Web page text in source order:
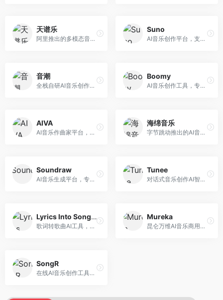
天谱乐
阿里推出的多模态音乐生成平台，整合音频与文本理解能力。面向内容创作者，支持歌词生成、旋律创作、音乐编辑等服务，与阿里生态深度整合。
Suno
AI音乐创作平台，支持通过文字描述生成完整歌曲，包含歌词、旋律和人声。面向音乐爱好者、内容创作者和独立音乐人，操作门槛低，创作速度快，支持多种音乐风格，为音乐创作带来全新可能。
音潮
全栈自研AI音乐创作平台，支持从创作到发布的完整流程。面向独立音乐人和音乐工作室，提供作词作曲、编曲混音、音乐发布等服务，创作工具专业。
Boomy
AI音乐创作工具，专注于快速音乐生成与发布。面向音乐爱好者和业余创作者，支持一键生成原创音乐，可直接发布到音乐平台，创作门槛低。
AIVA
AI音乐作曲家平台，专注于古典和影视配乐创作。面向影视制作人和游戏开发者，提供原创音乐生成、配乐定制等服务，音乐风格专业，适合影视游戏配乐。
海绵音乐
字节跳动推出的AI音乐创作平台，支持多风格音乐生成。面向内容创作者和音乐爱好者，提供歌词创作、旋律生成、编曲制作等服务，创作效率高，适合短视频配乐。
Soundraw
AI音乐生成平台，专注于免版税音乐创作。面向视频创作者和内容制作者，提供背景音乐生成、音乐定制等服务，音乐版权清晰，适合视频配乐场景。
Tunee
对话式音乐创作AI智能体，支持自然语言交互创作。面向音乐爱好者，通过对话方式完成音乐创作，交互体验友好，创作过程直观。
Lyrics Into Song AI
歌词转歌曲AI工具，支持将歌词转化为完整歌曲。面向歌词创作者和音乐爱好者，提供歌词谱曲、编曲制作等服务，歌词音乐化效率高。
Mureka
昆仑万维AI音乐商用创作平台，专注于商业音乐授权。面向企业和商业用户，提供版权音乐生成、商用授权等服务，音乐版权清晰，商业应用安全。
SongR
在线AI音乐创作工具，支持歌词与旋律一体化生成。面向内容创作者和音乐爱好者，提供歌词创作、旋律生成、音乐制作等服务，操作简便，创作速度快。